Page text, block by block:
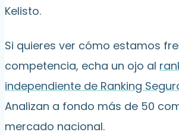
Kelisto.
Si quieres ver cómo estamos
competencia, echa un ojo al
independiente de Ranking
Analizan a fondo más de 50
mercado nacional.